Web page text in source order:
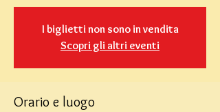
I biglietti non sono in vendita
Scopri gli altri eventi
Orario e luogo